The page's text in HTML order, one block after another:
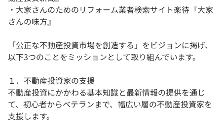
・大家さんのためのリフォーム業者検索サイト楽待『大家
さんの味方』
「公正な不動産投資市場を創造する」をビジョンに掲げ、
以下3つのことをミッションとして取り組んでいます。
１．不動産投資家の支援
不動産投資にかかわる基本知識と最新情報の提供を通じ
て、初心者からベテランまで、幅広い層の不動産投資家を
支援します。